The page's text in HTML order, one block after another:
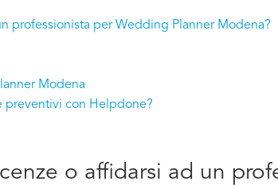
professionista per Wedding Planner Modena?
Modena
preventivi con Helpdone?
o affidarsi ad un